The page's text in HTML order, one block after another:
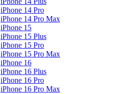
iPhone 14 Pro
iPhone 14 Pro Max
iPhone 15
iPhone 15 Plus
iPhone 15 Pro
iPhone 15 Pro Max
iPhone 16
iPhone 16 Plus
iPhone 16 Pro
iPhone 16 Pro Max